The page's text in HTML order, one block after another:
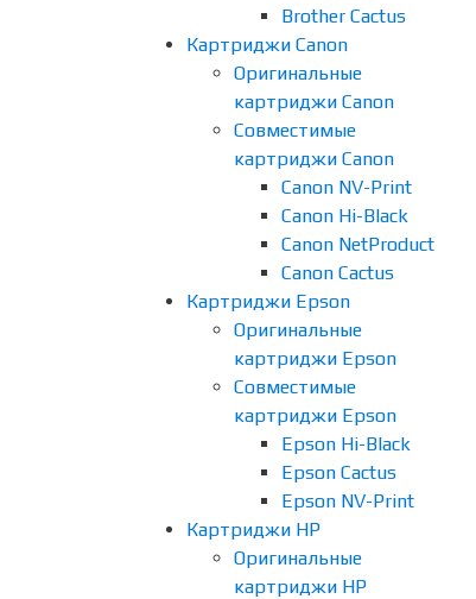
Brother Cactus
Картриджи Canon
Оригинальные
картриджи Canon
Совместимые
картриджи Canon
Canon NV-Print
Canon Hi-Black
Canon NetProduct
Canon Cactus
Картриджи Epson
Оригинальные
картриджи Epson
Совместимые
картриджи Epson
Epson Hi-Black
Epson Cactus
Epson NV-Print
Картриджи HP
Оригинальные
картриджи HP